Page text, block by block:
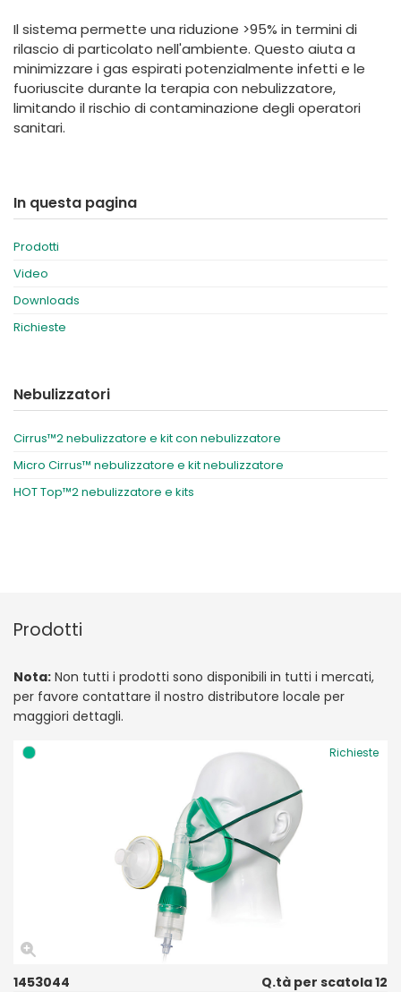
Il sistema permette una riduzione >95% in termini di
rilascio di particolato nell'ambiente. Questo aiuta a
minimizzare i gas espirati potenzialmente infetti e le
fuoriuscite durante la terapia con nebulizzatore,
limitando il rischio di contaminazione degli operatori
sanitari.
In questa pagina
Prodotti
Video
Downloads
Richieste
Nebulizzatori
Cirrus™2 nebulizzatore e kit con nebulizzatore
Micro Cirrus™ nebulizzatore e kit nebulizzatore
HOT Top™2 nebulizzatore e kits
Prodotti
Nota: Non tutti i prodotti sono disponibili in tutti i mercati,
per favore contattare il nostro distributore locale per
maggiori dettagli.
Richieste
1453044
Q.tà per scatola 12